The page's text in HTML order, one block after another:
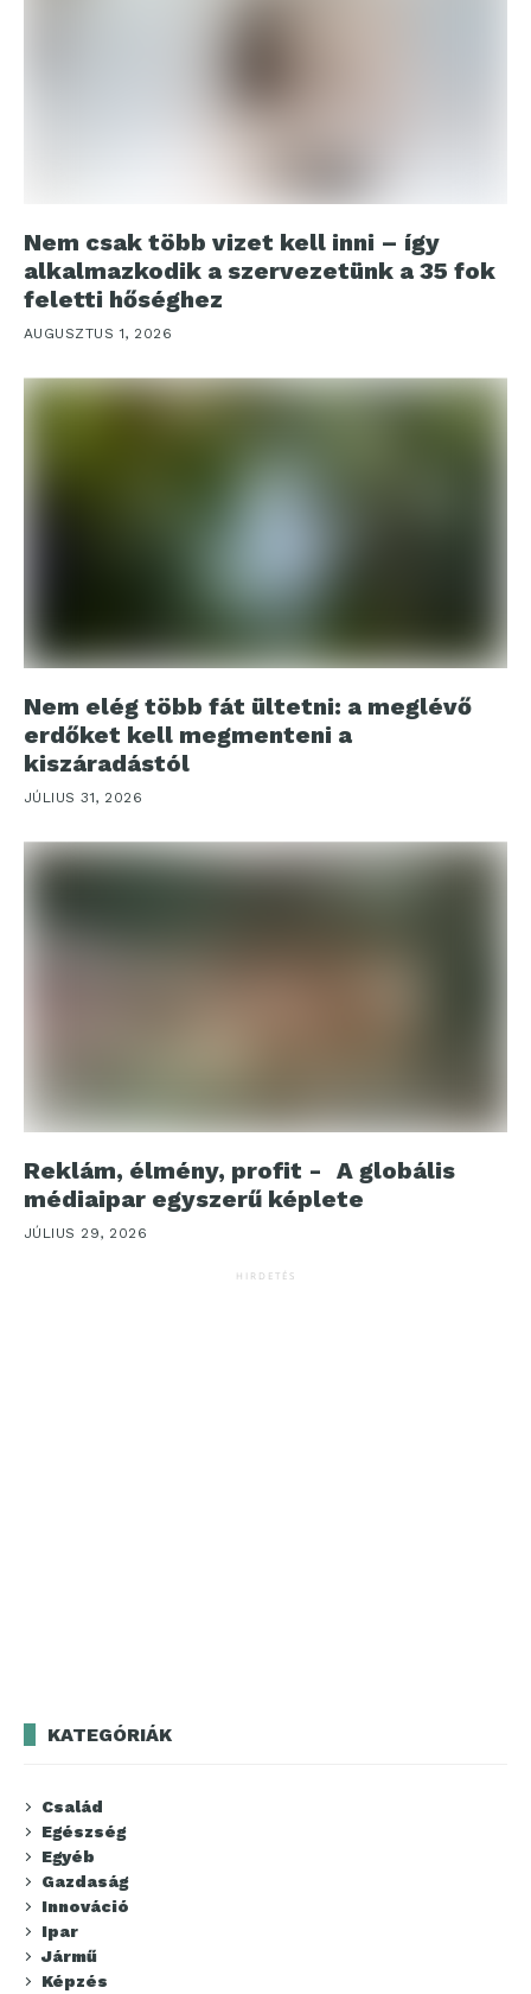
Nem csak több vizet kell inni – így
alkalmazkodik a szervezetünk a 35 fok
feletti hőséghez
AUGUSZTUS 1, 2026
Nem elég több fát ültetni: a meglévő
erdőket kell megmenteni a
kiszáradástól
JÚLIUS 31, 2026
Reklám, élmény, profit - A globális
médiaipar egyszerű képlete
JÚLIUS 29, 2026
HIRDETÉS
KATEGÓRIÁK
Család
Egészség
Egyéb
Gazdaság
Innováció
Ipar
Jármű
Képzés